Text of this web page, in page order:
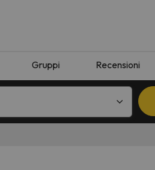
Gruppi Recensioni